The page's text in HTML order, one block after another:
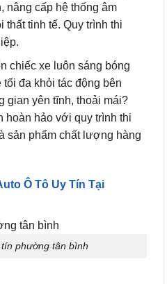
nâng cấp hệ thống âm
thất tinh tế. Quy trình thi
chiếc xe luôn sáng bóng
đa khỏi tác động bên
gian yên tĩnh, thoải mái?
hoàn hảo với quy trình thi
sản phẩm chất lượng hàng
Ô Tô Uy Tín Tại
phường tân bình